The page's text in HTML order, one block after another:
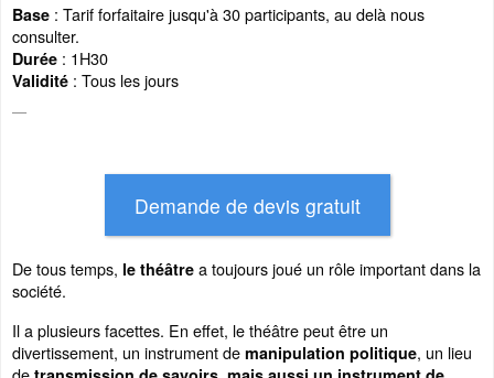
Base : Tarif forfaitaire jusqu'à 30 participants, au delà nous
consulter.
Durée : 1H30
Validité : Tous les jours
De tous temps, le théâtre a toujours joué un rôle important dans la
société.
Il a plusieurs facettes. En effet, le théâtre peut être un
divertissement, un instrument de manipulation politique, un lieu